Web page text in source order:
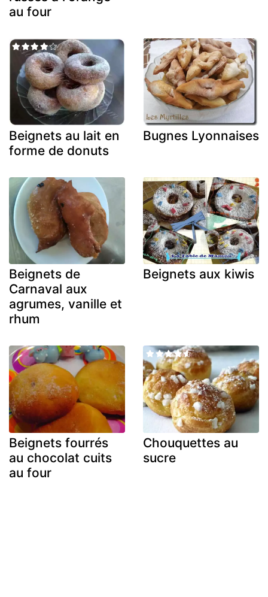
au four
Beignets au lait en
forme de donuts
Bugnes Lyonnaises
Beignets de
Carnaval aux
agrumes, vanille et
rhum
Beignets aux kiwis
Beignets fourrés
au chocolat cuits
au four
Chouquettes au
sucre